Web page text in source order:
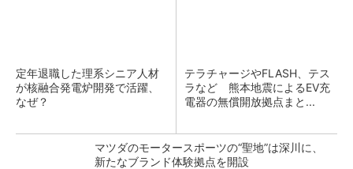
定年退職した理系シニア人材
が核融合発電炉開発で活躍、
なぜ？
テラチャージやFLASH、テス
ラなど 熊本地震によるEV充
電器の無償開放拠点まと...
マツダのモータースポーツの“聖地”は深川に、
新たなブランド体験拠点を開設